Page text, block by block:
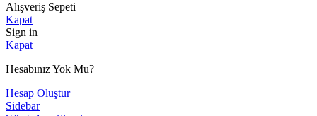
Alışveriş Sepeti
Kapat
Sign in
Kapat
Hesabınız Yok Mu?
Hesap Oluştur
Sidebar